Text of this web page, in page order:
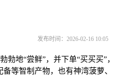
发布时间：2026-02-16 10:05
地“尝鲜”，并下单“买买买”，
等智制产物，也有神湾菠萝、